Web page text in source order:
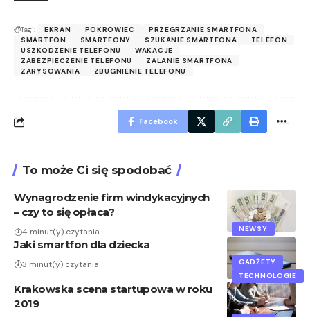
Tagi: EKRAN POKROWIEC
PRZEGRZANIE SMARTFONA
SMARTFON
SMARTFONY SZUKANIE SMARTFONA
TELEFON
USZKODZENIE TELEFONU
WAKACJE
ZABEZPIECZENIE TELEFONU
ZALANIE SMARTFONA
ZARYSOWANIA
ZBUGNIENIE TELEFONU
Facebook
To może Ci się spodobać
NEWSY
Wynagrodzenie firm windykacyjnych
– czy to się opłaca?
4 minut(y) czytania
GADŻETY
TECHNOLOGIE
Jaki smartfon dla dziecka
3 minut(y) czytania
Krakowska scena startupowa w roku
2019